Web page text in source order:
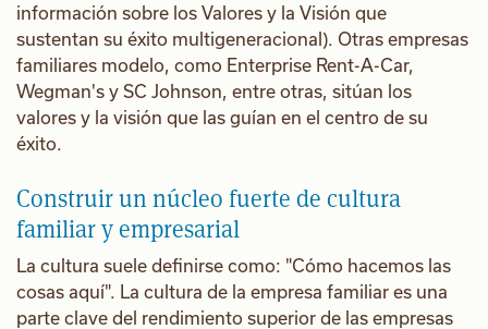
información sobre los Valores y la Visión que
sustentan su éxito multigeneracional). Otras empresas
familiares modelo, como Enterprise Rent-A-Car,
Wegman's y SC Johnson, entre otras, sitúan los
valores y la visión que las guían en el centro de su
éxito.
Construir un núcleo fuerte de cultura
familiar y empresarial
La cultura suele definirse como: "Cómo hacemos las
cosas aquí". La cultura de la empresa familiar es una
parte clave del rendimiento superior de las empresas